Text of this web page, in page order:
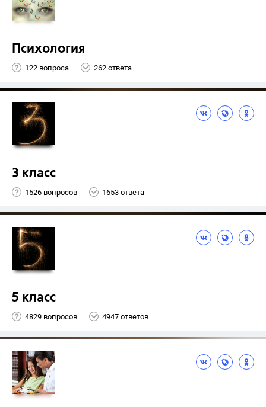
Психология
122 вопроса 262 ответа
3 класс
1526 вопросов 1653 ответа
5 класс
4829 вопросов 4947 ответов